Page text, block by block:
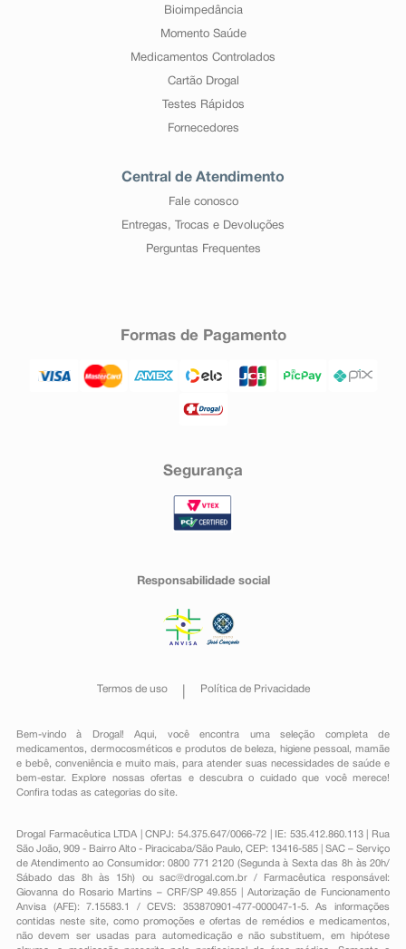
Bioimpedância
Momento Saúde
Medicamentos Controlados
Cartão Drogal
Testes Rápidos
Fornecedores
Central de Atendimento
Fale conosco
Entregas, Trocas e Devoluções
Perguntas Frequentes
Formas de Pagamento
Segurança
Responsabilidade social
Termos de uso Política de Privacidade
Bem-vindo à Drogal! Aqui, você encontra uma seleção completa de
medicamentos , dermocosméticos e produtos de beleza, higiene pessoal ,mamãe
e bebê, conveniênciae muito mais, para atender suas necessidades de saúde e
bem-estar. Explore nossas ofertas e descubra o cuidado que você merece!
Confira todas as categorias do site.
Drogal Farmacêutica LTDA | CNPJ: 54.375.647/0066-72 | IE: 535.412.860.113 | Rua
São João, 909 - Bairro Alto - Piracicaba/São Paulo, CEP: 13416-585 | SAC – Serviço
de Atendimento ao Consumidor: 0800 771 2120 (Segunda à Sexta das 8h às 20h/
Sábado das 8h às 15h) ou sac@drogal.com.br/ Farmacêutica responsável:
Giovanna do Rosario Martins – CRF/SP 49.855 | Autorização de Funcionamento
Anvisa (AFE): 7.15583.1 / CEVS: 353870901-477-000047-1-5. As informações
contidas neste site, como promoções e ofertas de remédios e medicamentos,
não devem ser usadas para automedicação e não substituem, em hipótese